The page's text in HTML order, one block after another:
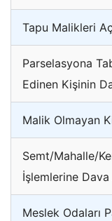
Tapu Malikleri
Parselasyona
Edinen Kişinin
Malik Olmayan
Semt/Mahalle/
İşlemlerine
Meslek Odaları